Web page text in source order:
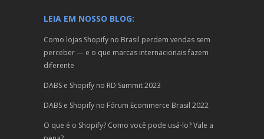
LEIA EM NOSSO BLOG:
Como lojas Shopify no Brasil perdem vendas sem
perceber — e o que marcas internacionais fazem
diferente
DABS e Shopify no RD Summit 2023
DABS e Shopify no Fórum Ecommerce Brasil 2022
O que é o Shopify? Como você pode usá-lo? Vale a